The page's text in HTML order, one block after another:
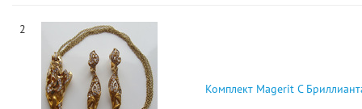
2
Комплект Magerit С